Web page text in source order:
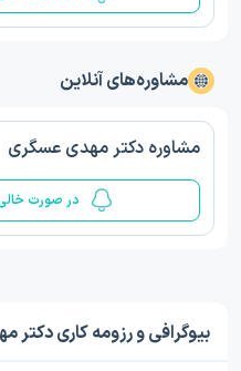
مشاوره‌های آنلاین
مشاوره دکتر مهدی عسگری
در صورت
بیوگرافی و رزومه کاری